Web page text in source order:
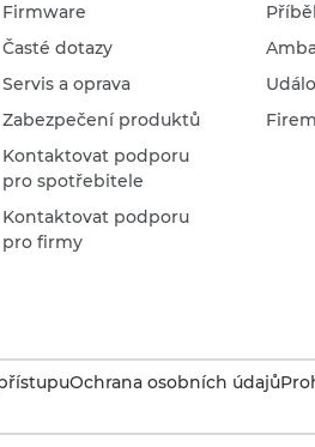
Firmware
Časté dotazy
Servis a oprava
Zabezpečení produktů
Kontaktovat podporu
pro spotřebitele
Kontaktovat podporu
pro firmy
Ochrana osobních údajů